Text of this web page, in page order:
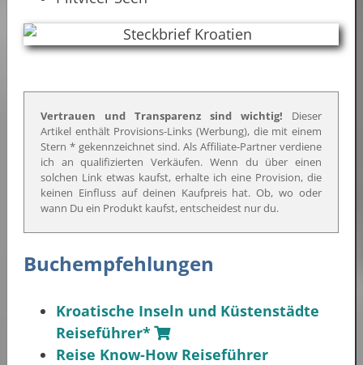
Vertrauen und Transparenz sind wichtig! Dieser
Artikel enthält Provisions-Links (Werbung), die mit einem
Stern * gekennzeichnet sind. Als Affiliate-Partner verdiene
ich an qualifizierten Verkäufen. Wenn du über einen
solchen Link etwas kaufst, erhalte ich eine Provision, die
keinen Einfluss auf deinen Kaufpreis hat. Ob, wo oder
wann Du ein Produkt kaufst, entscheidest nur du.
Buchempfehlungen
Kroatische Inseln und Küstenstädte
Reiseführer*
Reise Know-How Reiseführer